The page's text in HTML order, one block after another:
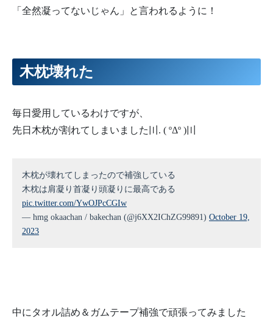
「全然凝ってないじゃん」と言われるように！
木枕壊れた
毎日愛用しているわけですが、
先日木枕が割れてしまいました〣. ( ºΔº )〣
木枕が壊れてしまったので補強している
木枕は肩凝り首凝り頭凝りに最高である
pic.twitter.com/YwOJPcCGIw
— hmg okaachan / bakechan (@j6XX2IChZG99891) October 19,
2023
中にタオル詰め＆ガムテープ補強で頑張ってみました